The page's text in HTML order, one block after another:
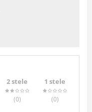
2 stele
(0)
1 stele
(0)